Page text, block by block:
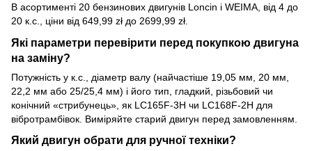
В асортименті 20 бензинових двигунів Loncin і WEIMA, від 4 до
20 к.с., ціни від 649,99 zł до 2699,99 zł.
Які параметри перевірити перед покупкою двигуна
на заміну?
Потужність у к.с., діаметр валу (найчастіше 19,05 мм, 20 мм,
22,2 мм або 25/25,4 мм) і його тип, гладкий, різьбовий чи
конічний «стрибунець», як LC165F-3H чи LC168F-2H для
вібротрамбівок. Виміряйте старий двигун перед замовленням.
Який двигун обрати для ручної техніки?